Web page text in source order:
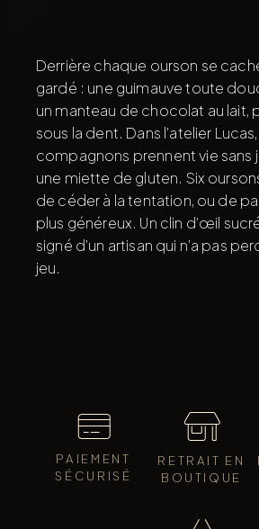
Derrière chaque ourson se
gardé : une guimauve toute
un manteau de chocolat au lait,
sous la dent. Dans l’atelier
compagnons prennent vie sans
une miette de gluten. Six
de céder à la tentation, ou de
plus généreux. Un clin d’œil
signé d’un artisan qui n’a pas
jeu.
PAIEMENT
SÉCURISÉ
RETRAIT EN
BOUTIQUE